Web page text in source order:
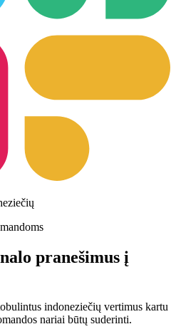
pranešimus į
indoneziečių vertimus kartu
nariai būtų suderinti.